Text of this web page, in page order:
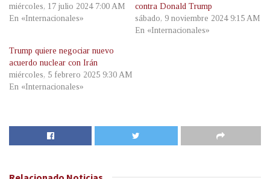
miércoles, 17 julio 2024 7:00 AM
En «Internacionales»
contra Donald Trump
sábado, 9 noviembre 2024 9:15 AM
En «Internacionales»
Trump quiere negociar nuevo
acuerdo nuclear con Irán
miércoles, 5 febrero 2025 9:30 AM
En «Internacionales»